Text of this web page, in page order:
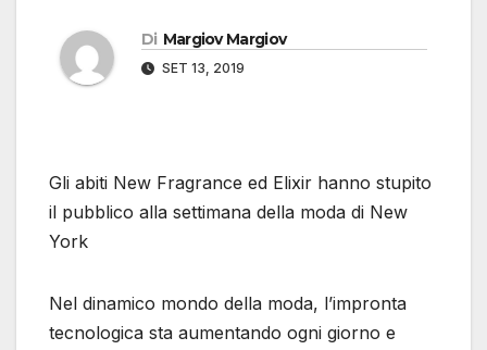
Di Margiov Margiov
SET 13, 2019
Gli abiti New Fragrance ed Elixir hanno stupito
il pubblico alla settimana della moda di New
York
Nel dinamico mondo della moda, l’impronta
tecnologica sta aumentando ogni giorno e